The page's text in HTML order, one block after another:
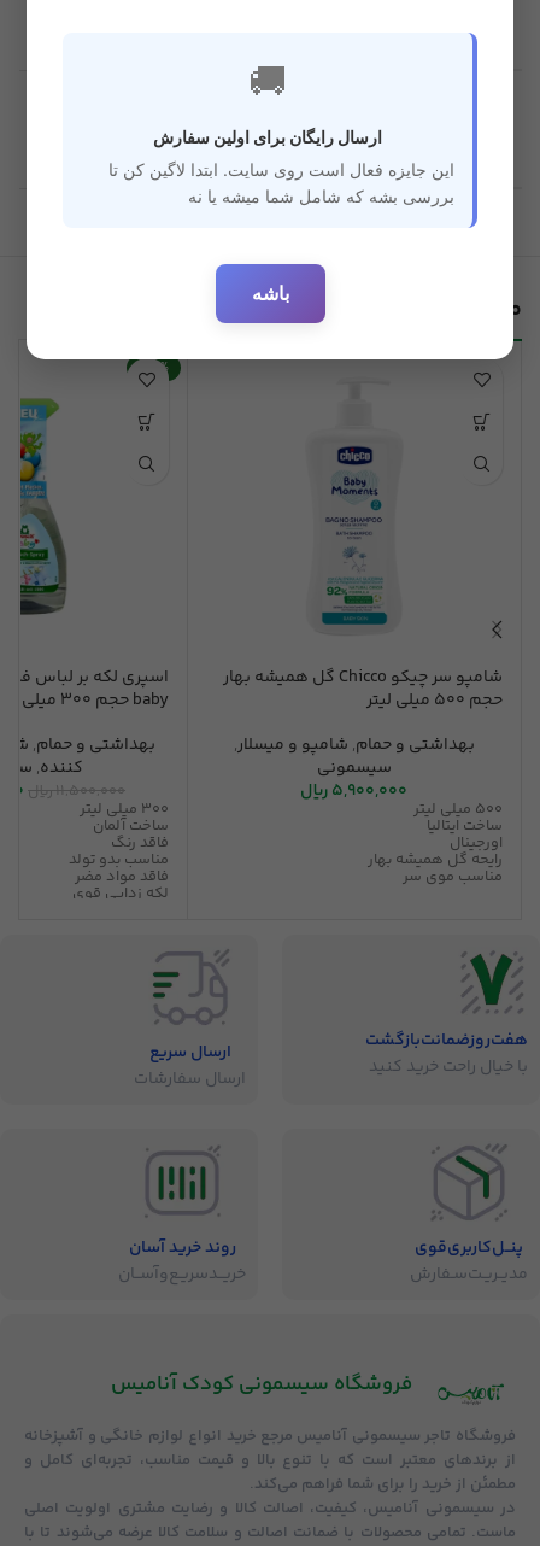
برای سن
همه سنین
محصولات مرتبط
شامپو سر چیکو Chicco گل همیشه بهار
حجم 500 میلی لیتر
بهداشتی و حمام, شامپو و میسلار,
سیسمونی
5,900,000ریال
500 میلی لیتر
ساخت ایتالیا
اورجینال
رایحه گل همیشه بهار
مناسب موی سر
-30%
baby حجم 300 میلی لیتر
بهداشتی و حمام,
کننده,
11,500,000ریال
300 میلی لیتر
ساخت آلمان
فاقد رنگ
مناسب بدو تولد
فاقد مواد مضر
لکه زدایی قوی
هفت‌روز‌ضمانت‌بازگشت
با خیال راحت خرید کنید
ارسال سریع
ارسال سفارشات
پنــل‌کاربری‌قوی
مدیــریـت‌سـفارش
روند خرید آسان
خریــد‌سریـع‌و‌آســان
فروشگاه‌ سیسمونی کودک آنامیس
فروشگاه تاجر سیسمونی آنامیس مرجع خرید انواع لوازم خانگی و آشپزخانه
از برندهای معتبر است که با تنوع بالا و قیمت مناسب، تجربه‌ای کامل و
مطمئن از خرید را برای شما فراهم می‌کند.
در سیسمونی آنامیس، کیفیت، اصالت کالا و رضایت مشتری اولویت اصلی
ماست. تمامی محصولات با ضمانت اصالت و سلامت کالا عرضه می‌شوند تا با
🚚
ارسال رایگان برای اولین سفارش
این جایزه فعال است روی سایت. ابتدا لاگین کن تا
بررسی بشه که شامل شما میشه یا نه
باشه